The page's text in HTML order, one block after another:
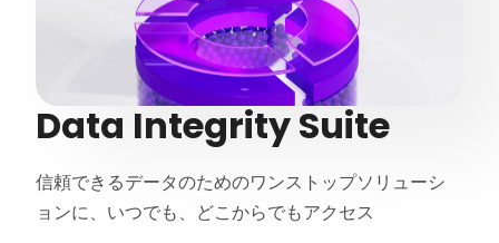
Data Integrity Suite
信頼できるデータのためのワンストップソリューシ
ョンに、いつでも、どこからでもアクセス